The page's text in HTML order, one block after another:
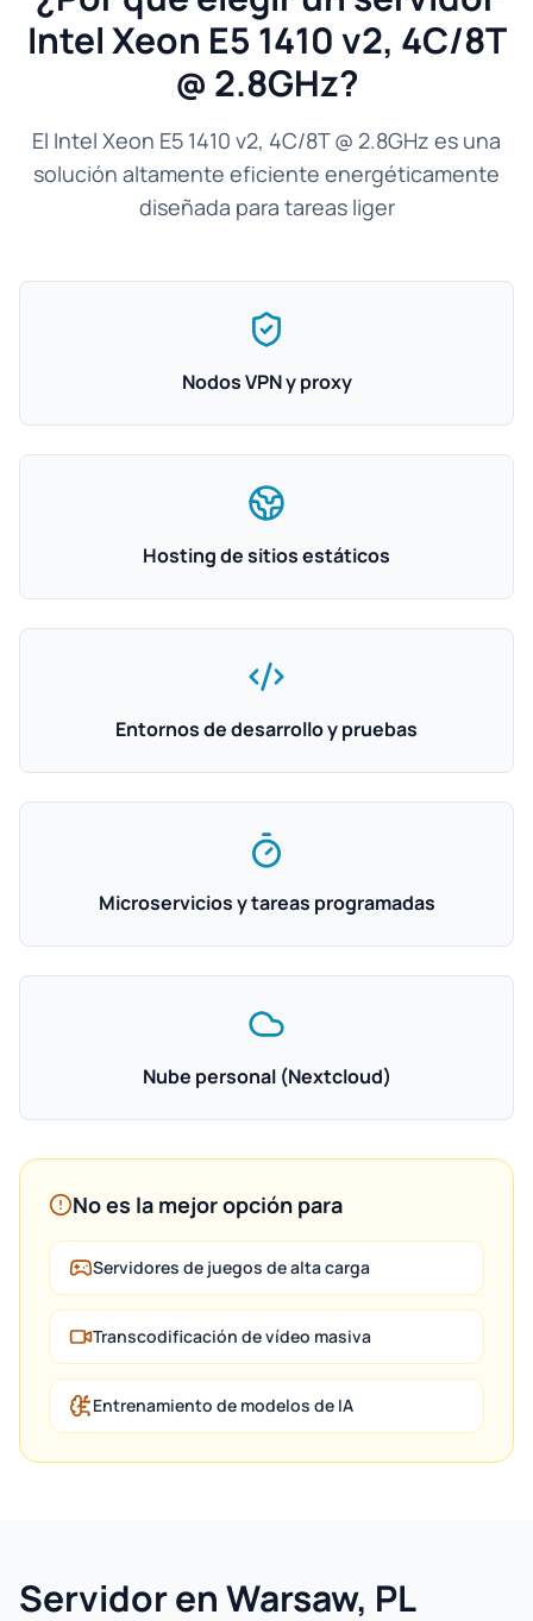
Intel Xeon E5 1410 v2, 4C/8T
@ 2.8GHz?
El Intel Xeon E5 1410 v2, 4C/8T @ 2.8GHz es una
solución altamente eficiente energéticamente
diseñada para tareas liger
Nodos VPN y proxy
Hosting de sitios estáticos
Entornos de desarrollo y pruebas
Microservicios y tareas programadas
Nube personal (Nextcloud)
No es la mejor opción para
Servidores de juegos de alta carga
Transcodificación de vídeo masiva
Entrenamiento de modelos de IA
Servidor en Warsaw, PL